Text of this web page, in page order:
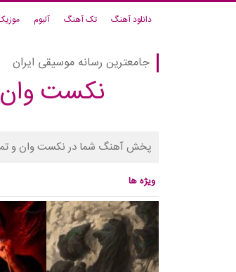
دانلود آهنگ تک آهنگ آلبوم
جامعترین رسانه موسیقی ایران
نکست وان
پخش آهنگ شما در نکست وان و
ویژه ها